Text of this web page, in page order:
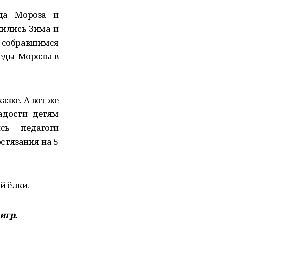
Мороза и
Зима и
Морозы в
А вот же
детям
педагоги
на 5
ёлки.